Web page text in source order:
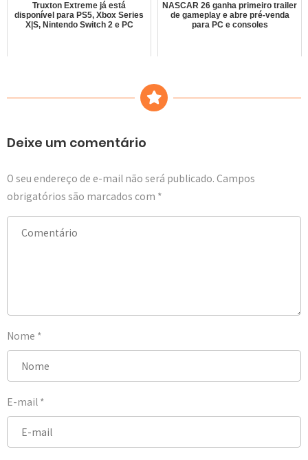
Truxton Extreme já está
disponível para PS5, Xbox Series
X|S, Nintendo Switch 2 e PC
NASCAR 26 ganha primeiro trailer
de gameplay e abre pré-venda
para PC e consoles
Deixe um comentário
O seu endereço de e-mail não será publicado. Campos
obrigatórios são marcados com *
Nome *
E-mail *